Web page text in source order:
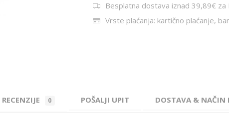
Besplatna dostava iznad 39,89€ za
Vrste plaćanja: kartično plaćanje,
RECENZIJE 0 POŠALJI UPIT DOSTAVA & NAČIN